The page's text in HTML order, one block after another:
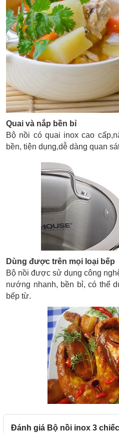
Quai và nắp bền bỉ
Bộ nồi có quai inox cao
bền, tiện dụng,dễ dàng quan
Dùng được trên mọi loại bếp
Bộ nồi được sử dụng công
nướng nhanh, bền bỉ, có thể
bếp từ.
Đánh giá Bộ nồi inox 3